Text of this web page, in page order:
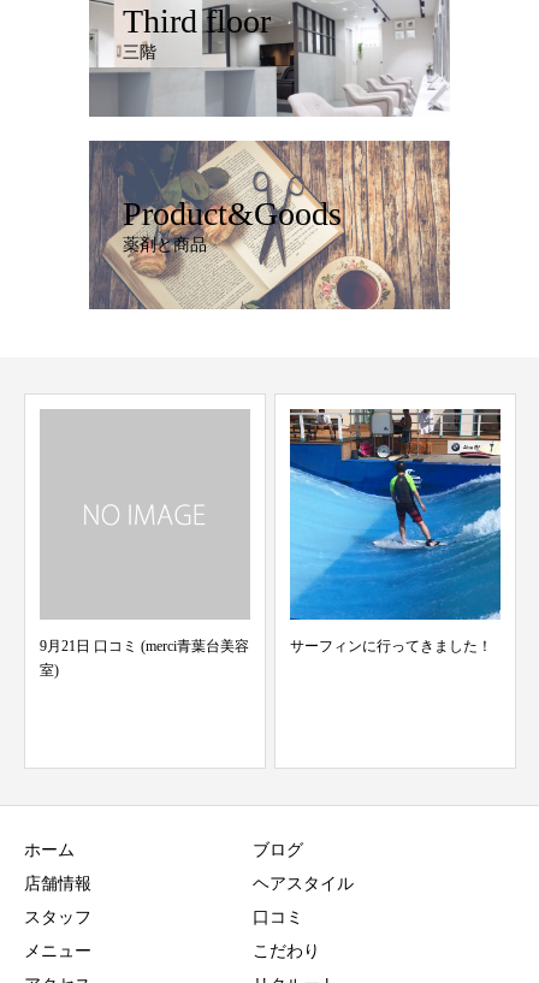
Third floor
三階
Product&Goods
薬剤と商品
サーフィンに行ってきました！
贈り物
ホーム
店舗情報
スタッフ
メニュー
ブログ
ヘアスタイル
口コミ
こだわり